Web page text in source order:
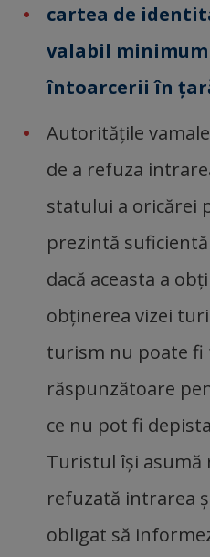
cartea de
valabil
întoarcerii în
Autorităţile
de a refuza
statului a oricărei
prezintă
dacă aceasta a
obţinerea vizei
turism nu poate fi
răspunzătoare
ce nu pot fi
Turistul îşi asumă
refuzată intrarea
obligat să